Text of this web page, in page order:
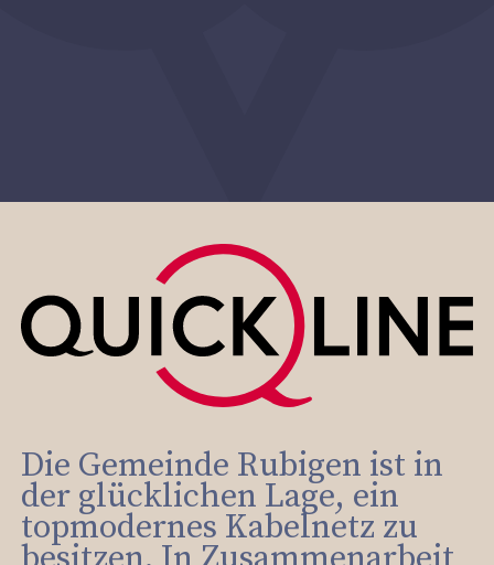
Die Gemeinde Rubigen ist in
der glücklichen Lage, ein
topmodernes Kabelnetz zu